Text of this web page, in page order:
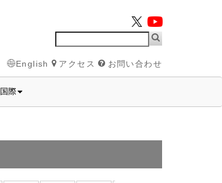
English アクセス お問い合わせ
国際